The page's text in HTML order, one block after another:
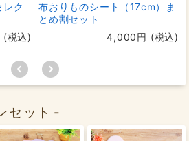
ク
税込)
布おりものシート（17cm）ま
とめ割セット
4,000円 (税込)
セット